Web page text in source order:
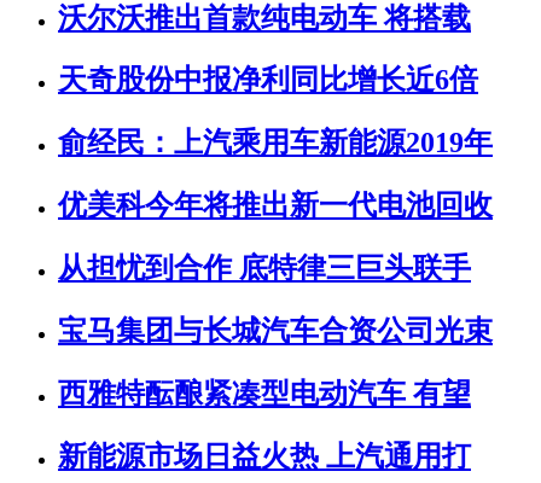
沃尔沃推出首款纯电动车 将搭载
天奇股份中报净利同比增长近6倍
俞经民：上汽乘用车新能源2019年
优美科今年将推出新一代电池回收
从担忧到合作 底特律三巨头联手
宝马集团与长城汽车合资公司光束
西雅特酝酿紧凑型电动汽车 有望
新能源市场日益火热 上汽通用打